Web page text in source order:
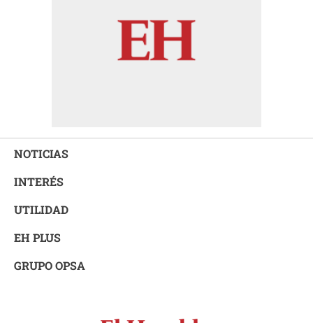
NOTICIAS
INTERÉS
UTILIDAD
EH PLUS
GRUPO OPSA